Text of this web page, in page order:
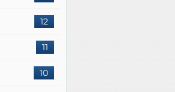
12
11
10